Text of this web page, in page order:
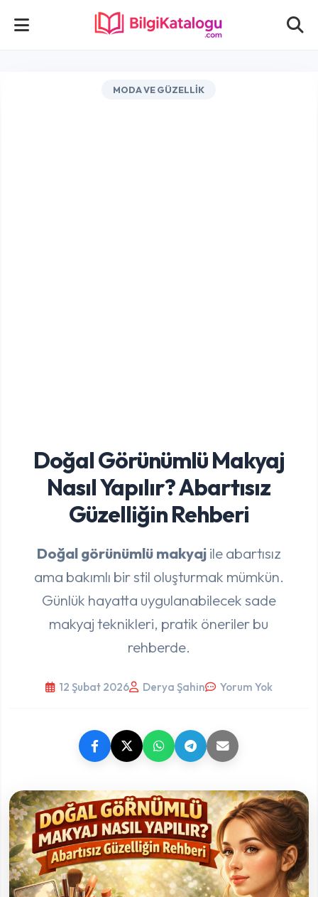
MODA VE GÜZELLIK
Doğal Görünümlü Makyaj
Nasıl Yapılır? Abartısız
Güzelliğin Rehberi
Doğal görünümlü makyajile abartısız
ama bakımlı bir stil oluşturmak mümkün.
Günlük hayatta uygulanabilecek sade
makyaj teknikleri, pratik öneriler bu
rehberde.
12 Şubat 2026 Derya Şahin Yorum Yok